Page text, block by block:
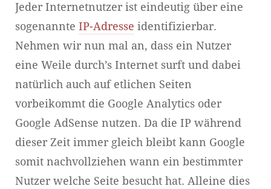
Jeder Internetnutzer ist eindeutig über eine
sogenannte IP-Adresse identifizierbar.
Nehmen wir nun mal an, dass ein Nutzer
eine Weile durch’s Internet surft und dabei
natürlich auch auf etlichen Seiten
vorbeikommt die Google Analytics oder
Google AdSense nutzen. Da die IP während
dieser Zeit immer gleich bleibt kann Google
somit nachvollziehen wann ein bestimmter
Nutzer welche Seite besucht hat. Alleine dies